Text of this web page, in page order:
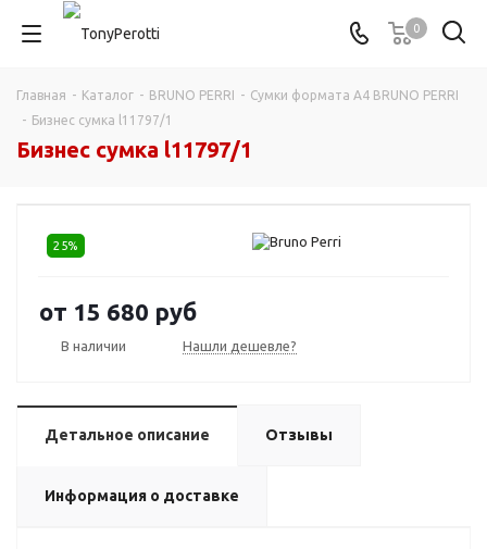
0
Главная - Каталог - BRUNO PERRI - Сумки формата А4 BRUNO PERRI
- Бизнес сумка l11797/1
Бизнес сумка l11797/1
25%
от 15 680 руб
В наличии Нашли дешевле?
Детальное описание Отзывы
Информация о доставке